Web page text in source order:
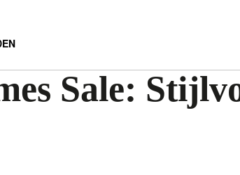
Sale: